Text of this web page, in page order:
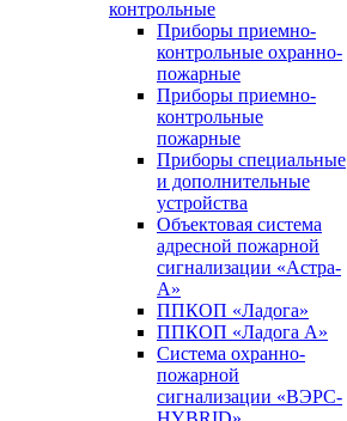
контрольные
Приборы приемно-
контрольные охранно-
пожарные
Приборы приемно-
контрольные
пожарные
Приборы специальные
и дополнительные
устройства
Объектовая система
адресной пожарной
сигнализации «Астра-
А»
ППКОП «Ладога»
ППКОП «Ладога А»
Система охранно-
пожарной
сигнализации «ВЭРС-